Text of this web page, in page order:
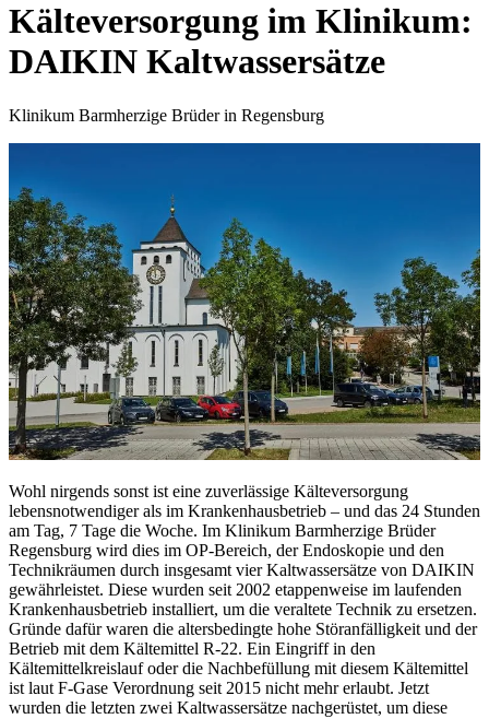
Kälteversorgung im Klinikum:
DAIKIN Kaltwassersätze
Klinikum Barmherzige Brüder in Regensburg
Wohl nirgends sonst ist eine zuverlässige Kälteversorgung
lebensnotwendiger als im Krankenhausbetrieb – und das 24 Stunden
am Tag, 7 Tage die Woche. Im Klinikum Barmherzige Brüder
Regensburg wird dies im OP-Bereich, der Endoskopie und den
Technikräumen durch insgesamt vier Kaltwassersätze von DAIKIN
gewährleistet. Diese wurden seit 2002 etappenweise im laufenden
Krankenhausbetrieb installiert, um die veraltete Technik zu ersetzen.
Gründe dafür waren die altersbedingte hohe Störanfälligkeit und der
Betrieb mit dem Kältemittel R-22. Ein Eingriff in den
Kältemittelkreislauf oder die Nachbefüllung mit diesem Kältemittel
ist laut F-Gase Verordnung seit 2015 nicht mehr erlaubt. Jetzt
wurden die letzten zwei Kaltwassersätze nachgerüstet, um diese